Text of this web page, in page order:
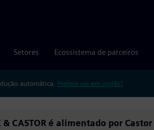
Setores Ecossistema de parceiros
automática. Prefere ver em inglês?
CASTOR é alimentado por Castor